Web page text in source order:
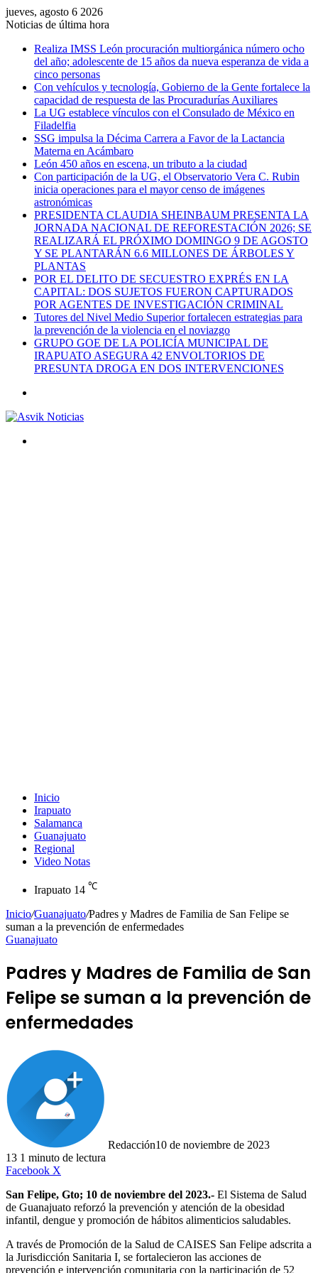
jueves, agosto 6 2026
Noticias de última hora
Realiza IMSS León procuración multiorgánica número ocho
del año; adolescente de 15 años da nueva esperanza de vida a
cinco personas
Con vehículos y tecnología, Gobierno de la Gente fortalece la
capacidad de respuesta de las Procuradurías Auxiliares
La UG establece vínculos con el Consulado de México en
Filadelfia
SSG impulsa la Décima Carrera a Favor de la Lactancia
Materna en Acámbaro
León 450 años en escena, un tributo a la ciudad
Con participación de la UG, el Observatorio Vera C. Rubin
inicia operaciones para el mayor censo de imágenes
astronómicas
PRESIDENTA CLAUDIA SHEINBAUM PRESENTA LA
JORNADA NACIONAL DE REFORESTACIÓN 2026; SE
REALIZARÁ EL PRÓXIMO DOMINGO 9 DE AGOSTO
Y SE PLANTARÁN 6.6 MILLONES DE ÁRBOLES Y
PLANTAS
POR EL DELITO DE SECUESTRO EXPRÉS EN LA
CAPITAL: DOS SUJETOS FUERON CAPTURADOS
POR AGENTES DE INVESTIGACIÓN CRIMINAL
Tutores del Nivel Medio Superior fortalecen estrategias para
la prevención de la violencia en el noviazgo
GRUPO GOE DE LA POLICÍA MUNICIPAL DE
IRAPUATO ASEGURA 42 ENVOLTORIOS DE
PRESUNTA DROGA EN DOS INTERVENCIONES
Inicio
Irapuato
Salamanca
Guanajuato
Regional
Video Notas
Irapuato 14 ℃
Inicio/Guanajuato/Padres y Madres de Familia de San Felipe se
suman a la prevención de enfermedades
Guanajuato
Padres y Madres de Familia de San
Felipe se suman a la prevención de
enfermedades
Redacción10 de noviembre de 2023
13 1 minuto de lectura
Facebook X
San Felipe, Gto; 10 de noviembre del 2023.- El Sistema de Salud
de Guanajuato reforzó la prevención y atención de la obesidad
infantil, dengue y promoción de hábitos alimenticios saludables.
A través de Promoción de la Salud de CAISES San Felipe adscrita a
la Jurisdicción Sanitaria I, se fortalecieron las acciones de
prevención e intervención comunitaria con la participación de 52